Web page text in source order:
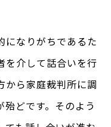
になりがちであるた
を介して話合いを行
から家庭裁判所に調
どです。そのよう